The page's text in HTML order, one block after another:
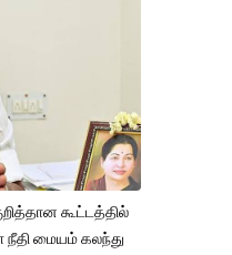
கூட்டத்தில்
நீதி மையம் கலந்து